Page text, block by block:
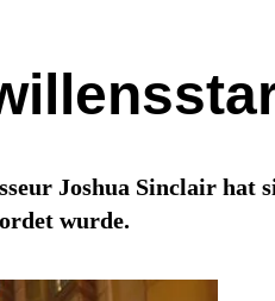
Joshua Sinclair
wurde.